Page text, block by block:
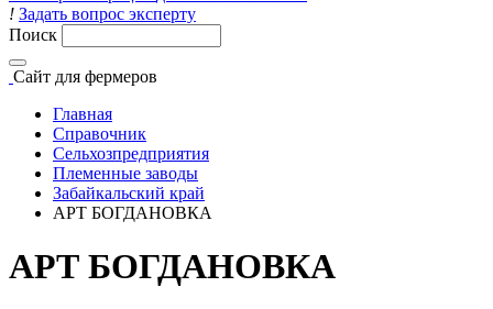
! Задать вопрос эксперту
Поиск
Сайт для фермеров
Главная
Справочник
Сельхозпредприятия
Племенные заводы
Забайкальский край
АРТ БОГДАНОВКА
АРТ БОГДАНОВКА